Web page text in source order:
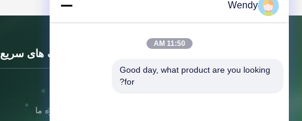
لینک های سریع
درباره ما
Wendy
11:50 AM
Good day, what product are you looking
for?